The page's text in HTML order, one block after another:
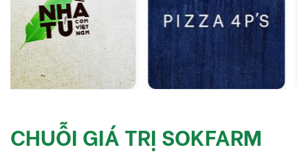
CHUỖI GIÁ TRỊ SOKFARM